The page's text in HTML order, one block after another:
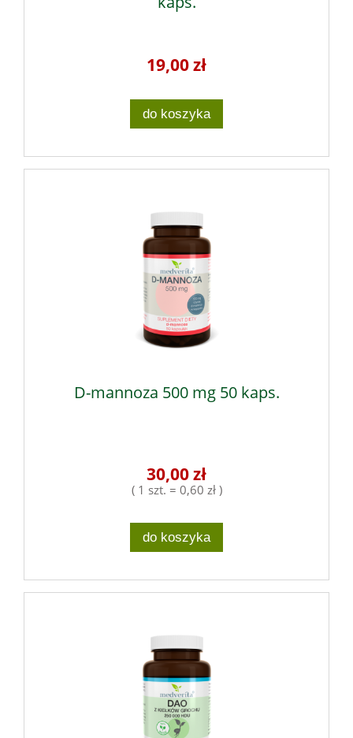
19,00 zł
do koszyka
D-mannoza 500 mg 50 kaps.
30,00 zł
( 1 szt. = 0,60 zł )
do koszyka